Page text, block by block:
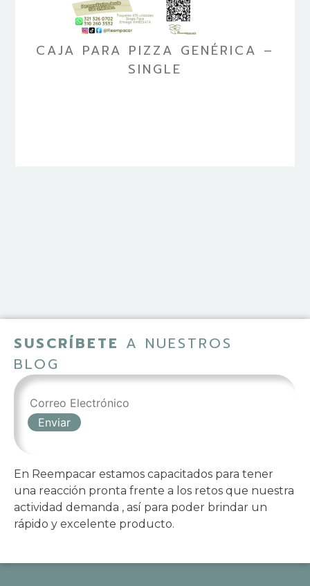
CAJA PARA PIZZA GENÉRICA –
SINGLE
SUSCRÍBETE A NUESTROS
BLOG
En Reempacar estamos capacitados para tener
una reacción pronta frente a los retos que nuestra
actividad demanda , así para poder brindar un
rápido y excelente producto.